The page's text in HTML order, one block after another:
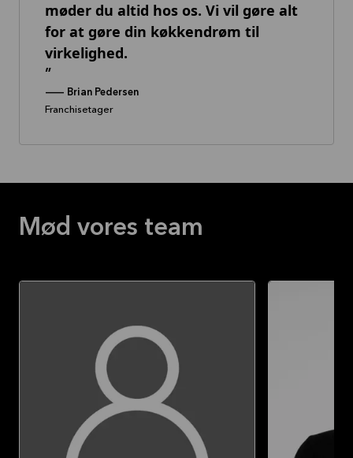
møder du altid hos os. Vi vil gøre alt
for at gøre din køkkendrøm til
virkelighed.
-- Brian Pedersen
Franchisetager
Mød vores team